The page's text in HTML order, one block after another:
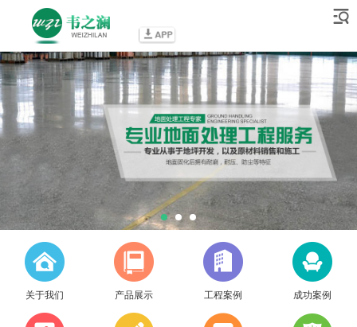
关于我们 产品展示 工程案例 成功案例